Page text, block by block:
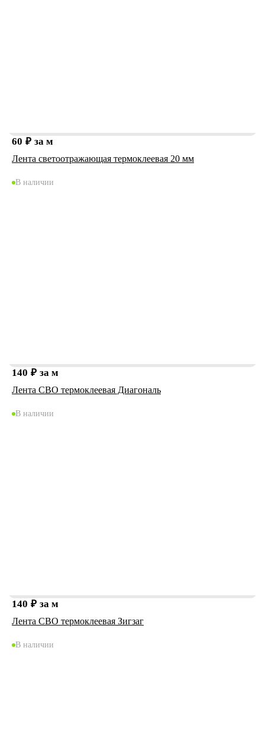
60 ₽ за м
Лента светоотражающая термоклеевая 20 мм
В наличии
140 ₽ за м
Лента СВО термоклеевая Диагональ
В наличии
140 ₽ за м
Лента СВО термоклеевая Зигзаг
В наличии